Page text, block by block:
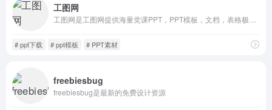
工图网
# ppt下载 # ppt模板 # PPT素材
freebiesbug
freebiesbug是最新的免费设计资源